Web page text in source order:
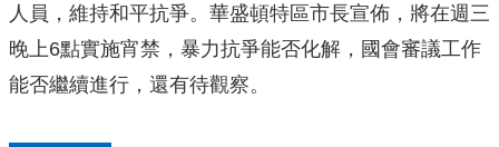
人員，維持和平抗爭。華盛頓特區市長宣佈，將在週三
晚上6點實施宵禁，暴力抗爭能否化解，國會審議工作
能否繼續進行，還有待觀察。